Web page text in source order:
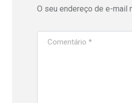
O seu endereço de e-mail